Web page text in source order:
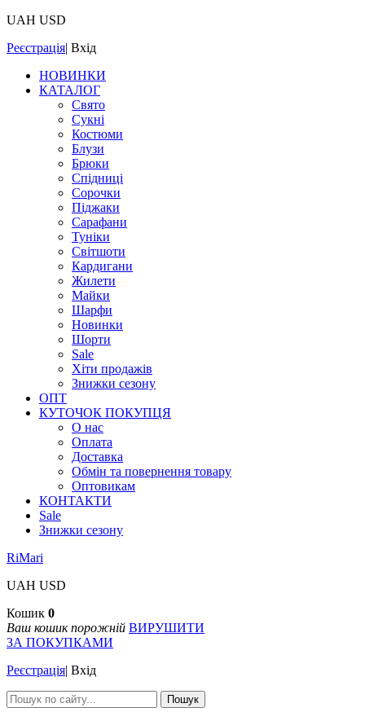
UAH USD
Реєстрація| Вхід
НОВИНКИ
КАТАЛОГ
Свято
Сукні
Костюми
Блузи
Брюки
Спідниці
Сорочки
Піджаки
Сарафани
Туніки
Світшоти
Кардигани
Жилети
Майки
Шарфи
Новинки
Шорти
Sale
Хіти продажів
Знижки сезону
ОПТ
КУТОЧОК ПОКУПЦЯ
О нас
Оплата
Доставка
Обмін та повернення товару
Оптовикам
КОНТАКТИ
Sale
Знижки сезону
RiMari
UAH USD
Кошик 0
Ваш кошик порожній ВИРУШИТИ
ЗА ПОКУПКАМИ
Реєстрація| Вхід
Пошук